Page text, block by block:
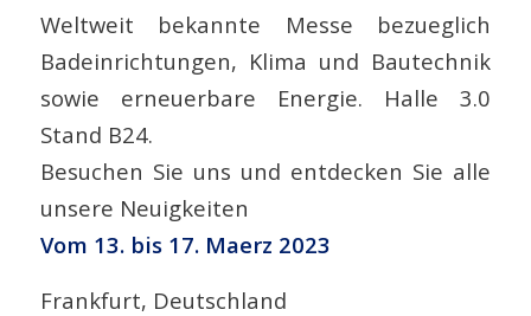
Weltweit bekannte Messe bezueglich
Badeinrichtungen, Klima und Bautechnik
sowie erneuerbare Energie. Halle 3.0
Stand B24.
Besuchen Sie uns und entdecken Sie alle
unsere Neuigkeiten
Vom 13. bis 17. Maerz 2023
Frankfurt, Deutschland